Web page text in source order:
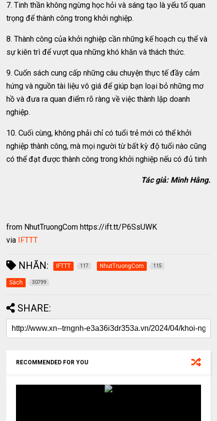
7. Tinh thần không ngừng học hỏi và sáng tạo là yếu tố quan
trọng để thành công trong khởi nghiệp.
8. Thành công của khởi nghiệp cần những kế hoạch cụ thể và
sự kiên trì để vượt qua những khó khăn và thách thức.
9. Cuốn sách cung cấp những câu chuyện thực tế đầy cảm
hứng và nguồn tài liệu vô giá để giúp bạn loại bỏ những mơ
hồ và đưa ra quan điểm rõ ràng về việc thành lập doanh
nghiệp.
10. Cuối cùng, không phải chỉ có tuổi trẻ mới có thể khởi
nghiệp thành công, mà mọi người từ bất kỳ độ tuổi nào cũng
có thể đạt được thành công trong khởi nghiệp nếu có đủ tinh
Tác giả: Minh Hằng.
from NhutTruongCom https://ift.tt/P6SsUWK
via IFTTT
NHÃN: IFTTT 117 NhutTruongCom 115
Sách 30799
SHARE:
RECOMMENDED FOR YOU